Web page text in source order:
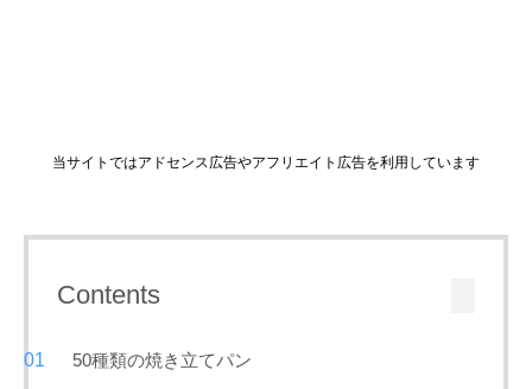
当サイトではアドセンス広告やアフリエイト広告を利用しています
Contents
50種類の焼き立てパン